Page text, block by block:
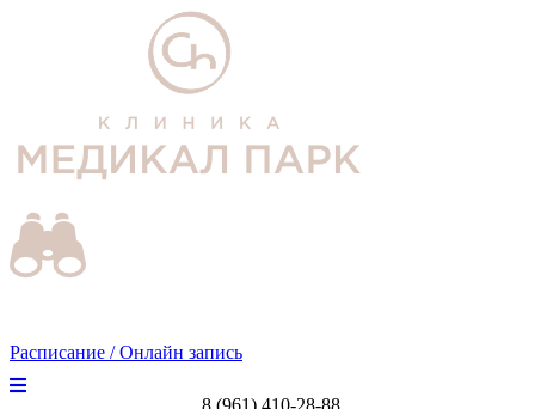
Расписание / Онлайн запись
8 (961) 410-28-88